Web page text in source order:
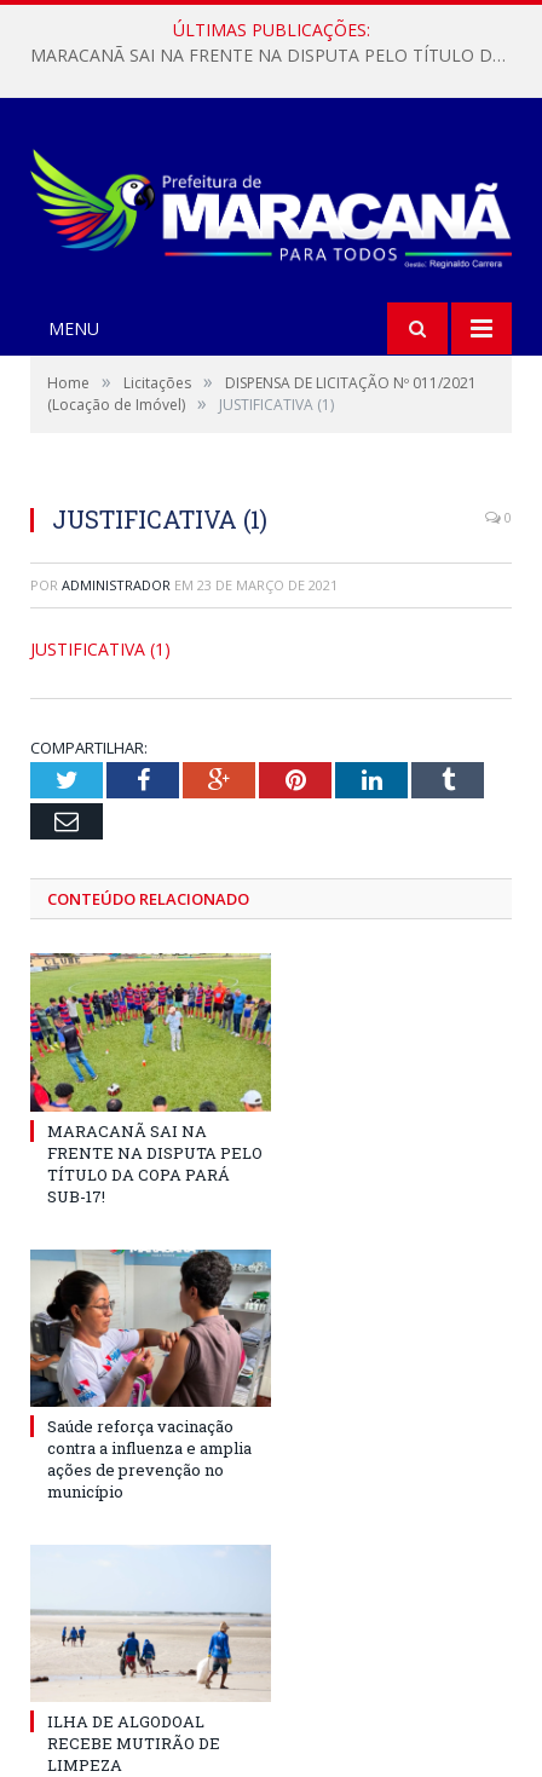
ÚLTIMAS PUBLICAÇÕES:
MARACANÃ SAI NA FRENTE NA DISPUTA PELO TÍTULO DA COPA PARÁ SUB-17!
MENU
Home » Licitações »
DISPENSA DE LICITAÇÃO Nº 011/2021
(Locação de Imóvel) » JUSTIFICATIVA (1)
JUSTIFICATIVA (1) 0
POR ADMINISTRADOR EM 23 DE MARÇO DE 2021
JUSTIFICATIVA (1)
COMPARTILHAR:
TwitterFacebookGoogle+PinterestLinkedInTumblr
Email
CONTEÚDO RELACIONADO
MARACANÃ SAI NA
FRENTE NA DISPUTA PELO
TÍTULO DA COPA PARÁ
SUB-17!
Saúde reforça vacinação
contra a influenza e amplia
ações de prevenção no
município
ILHA DE ALGODOAL
RECEBE MUTIRÃO DE
LIMPEZA